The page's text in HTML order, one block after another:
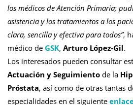
los médicos de Atención Primaria;
asistencia y los tratamientos a los
clara, sencilla y efectiva para todos”,
médico de GSK, Arturo López-Gil.
Los interesados pueden consultar
Actuación y Seguimiento de la
Próstata, así como de otras tantas
especialidades en el siguiente